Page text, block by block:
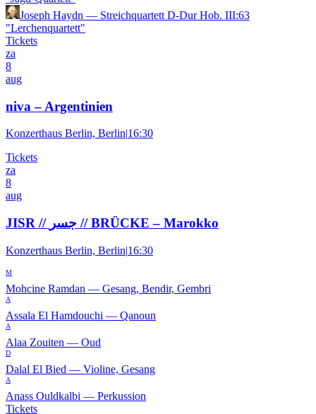
Joseph Haydn — Streichquartett D-Dur Hob. III:63
"Lerchenquartett"
Tickets
za
8
aug
niva – Argentinien
Konzerthaus Berlin, Berlin|16:30
Tickets
za
8
aug
JISR // جسر // BRÜCKE – Marokko
Konzerthaus Berlin, Berlin|16:30
M
Mohcine Ramdan — Gesang, Bendir, Gembri
A
Assala El Hamdouchi — Qanoun
A
Alaa Zouiten — Oud
D
Dalal El Bied — Violine, Gesang
A
Anass Ouldkalbi — Perkussion
Tickets